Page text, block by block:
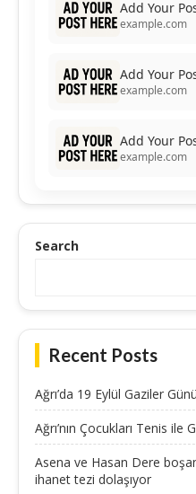
Add Your
example.com
Add Your
example.com
Add Your
example.com
Search
Recent Posts
Ağrı’da 19 Eylül Gaziler
Ağrı’nın Çocukları Tenis ile
Asena ve Hasan Dere
ihanet tezi dolaşıyor